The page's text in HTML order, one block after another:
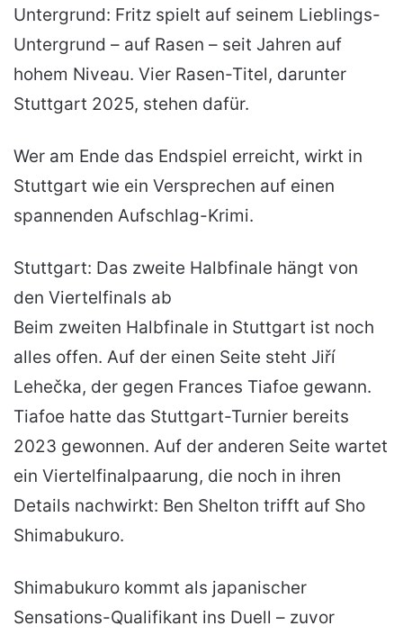
Untergrund: Fritz spielt auf seinem Lieblings-
Untergrund – auf Rasen – seit Jahren auf
hohem Niveau. Vier Rasen-Titel, darunter
Stuttgart 2025, stehen dafür.
Wer am Ende das Endspiel erreicht, wirkt in
Stuttgart wie ein Versprechen auf einen
spannenden Aufschlag-Krimi.
Stuttgart: Das zweite Halbfinale hängt von
den Viertelfinals ab
Beim zweiten Halbfinale in Stuttgart ist noch
alles offen. Auf der einen Seite steht Jiří
Lehečka, der gegen Frances Tiafoe gewann.
Tiafoe hatte das Stuttgart-Turnier bereits
2023 gewonnen. Auf der anderen Seite wartet
ein Viertelfinalpaarung, die noch in ihren
Details nachwirkt: Ben Shelton trifft auf Sho
Shimabukuro.
Shimabukuro kommt als japanischer
Sensations-Qualifikant ins Duell – zuvor